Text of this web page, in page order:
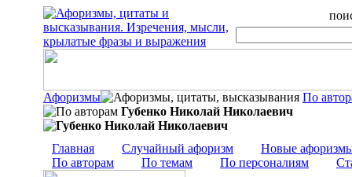
Афоризмы
По
Губенко Николай Николаевич
Главная Случайный афоризм
Новые
По авторам
По темам По персоналиям